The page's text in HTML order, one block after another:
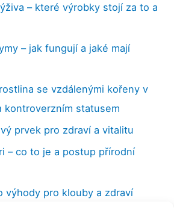
– které výrobky stojí za to a
– jak fungují a jaké mají
se vzdálenými kořeny v
kontroverzním statusem
prvek pro zdraví a vitalitu
– co to je a postup přírodní
výhody pro klouby a zdraví